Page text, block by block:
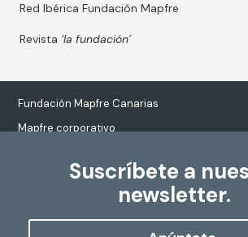
Suscríbete a
newsletter.
Red Ibérica Fundación Mapfre
Revista ‘la fundación’
Fundación Mapfre Canarias
Mapfre corporativo
Tratamiento de datos personales
Política de Cookies